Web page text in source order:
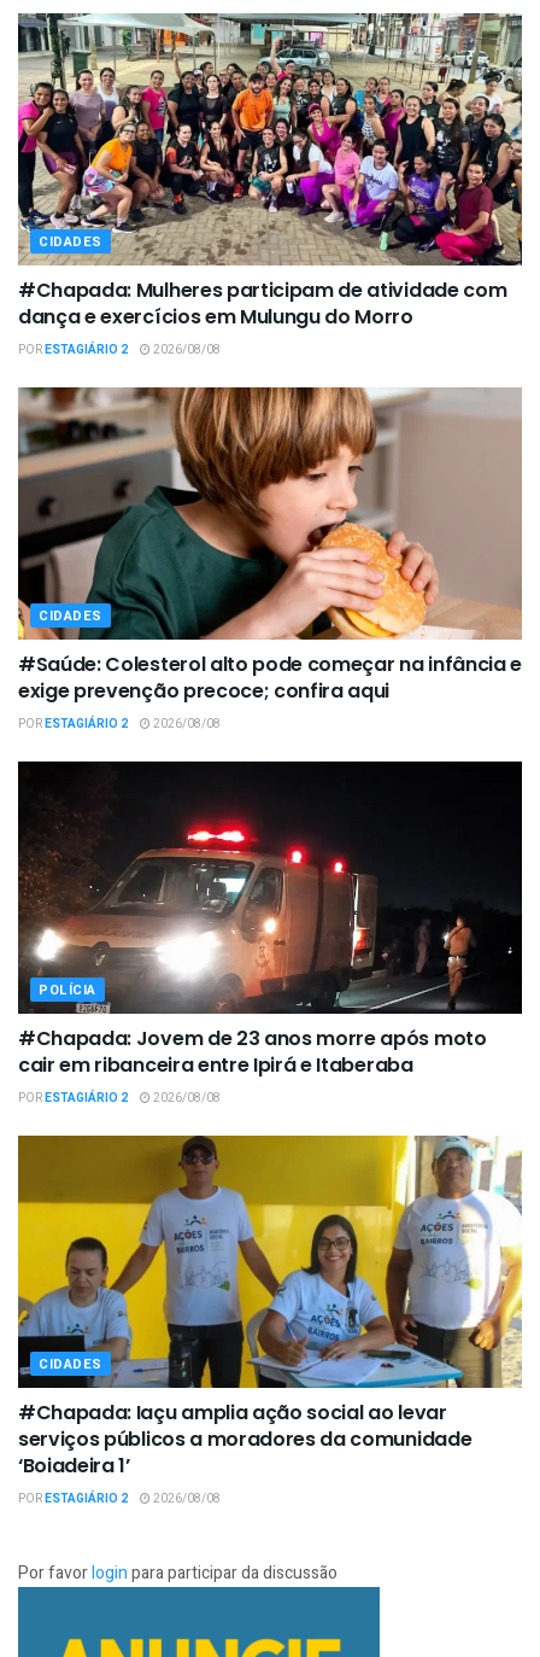
CIDADES
#Chapada: Mulheres participam de atividade com
dança e exercícios em Mulungu do Morro
PORESTAGIÁRIO 2 2026/08/08
CIDADES
#Saúde: Colesterol alto pode começar na infância e
exige prevenção precoce; confira aqui
PORESTAGIÁRIO 2 2026/08/08
POLÍCIA
#Chapada: Jovem de 23 anos morre após moto
cair em ribanceira entre Ipirá e Itaberaba
PORESTAGIÁRIO 2 2026/08/08
CIDADES
#Chapada: Iaçu amplia ação social ao levar
serviços públicos a moradores da comunidade
‘Boiadeira 1’
PORESTAGIÁRIO 2 2026/08/08
Por favorloginpara participar da discussão